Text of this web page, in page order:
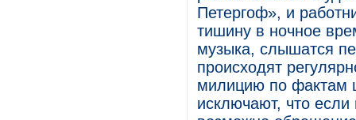
Петергоф», и
тишину в ночное
музыка, слышатся
происходят
милицию по фактам
исключают, что